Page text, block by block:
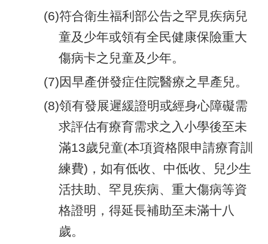
(6)符合衛生福利部公告之罕見疾病兒
童及少年或領有全民健康保險重大
傷病卡之兒童及少年。
(7)因早產併發症住院醫療之早產兒。
(8)領有發展遲緩證明或經身心障礙需
求評估有療育需求之入小學後至未
滿13歲兒童(本項資格限申請療育訓
練費)，如有低收、中低收、兒少生
活扶助、罕見疾病、重大傷病等資
格證明，得延長補助至未滿十八
歲。